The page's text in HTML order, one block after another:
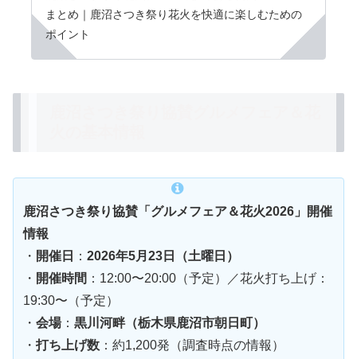
まとめ｜鹿沼さつき祭り花火を快適に楽しむための
ポイント
鹿沼さつき祭り協賛「グルメフェア＆花火2026」開催
情報
・ 開催日 ： 2026年5月23日（土曜日）
・ 開催時間 ：12:00〜20:00（予定）／花火打ち上げ：
19:30〜（予定）
・ 会場： 黒川河畔（栃木県鹿沼市朝日町）
・ 打ち上げ数 ：約1,200発（調査時点の情報）